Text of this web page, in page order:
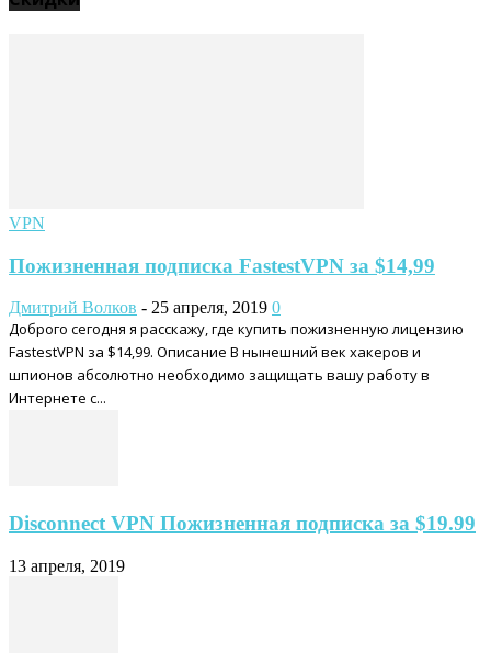
VPN
Пожизненная подписка FastestVPN за $14,99
Дмитрий Волков - 25 апреля, 2019 0
Доброго сегодня я расскажу, где купить пожизненную лицензию
FastestVPN за $14,99. Описание В нынешний век хакеров и
шпионов абсолютно необходимо защищать вашу работу в
Интернете с...
Disconnect VPN Пожизненная подписка за $19.99
13 апреля, 2019